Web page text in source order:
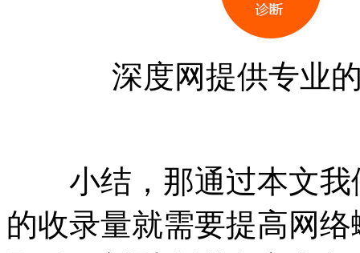
深度网提供专业
小结，那通过本文我
的收录量就需要提高网